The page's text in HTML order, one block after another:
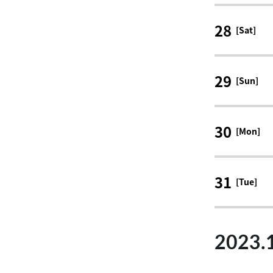
28 [Sat]
29 [Sun]
30 [Mon]
31 [Tue]